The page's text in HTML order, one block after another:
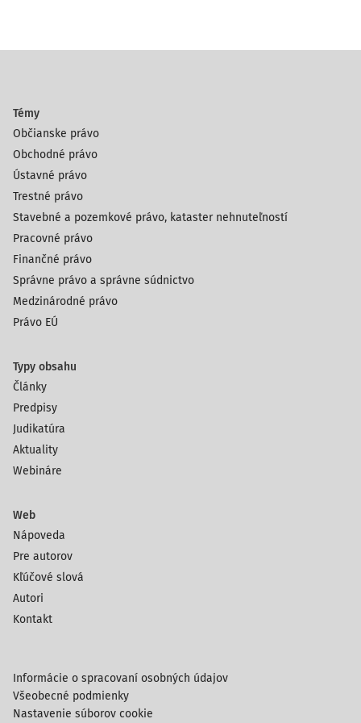
a to najm
Témy
Občianske právo
Obchodné právo
Ústavné právo
Trestné právo
Stavebné a pozemkové právo, kataster nehnuteľností
Pracovné právo
Finančné právo
Správne právo a správne súdnictvo
Medzinárodné právo
Právo EÚ
Typy obsahu
Články
Predpisy
Judikatúra
Aktuality
Webináre
Web
Nápoveda
Pre autorov
Kľúčové slová
Autori
Kontakt
Informácie o spracovaní osobných údajov
Všeobecné podmienky
Nastavenie súborov cookie